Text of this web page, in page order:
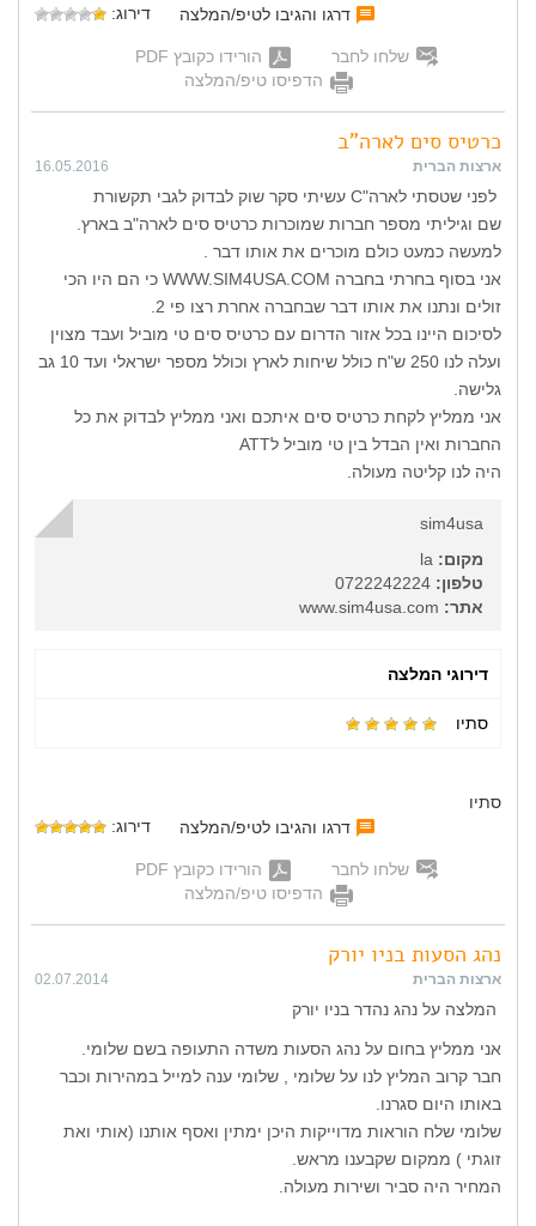
דרגו והגיבו לטיפ/המלצה
דירוג:
שלחו לחבר
הורידו כקובץ PDF
הדפיסו טיפ/המלצה
כרטיס סים לארה"ב
ארצות הברית 16.05.2016
לפני שטסתי לארה"C עשיתי סקר שוק לבדוק לגבי תקשורת
שם וגיליתי מספר חברות שמוכרות כרטיס סים לארה"ב בארץ.
למעשה כמעט כולם מוכרים את אותו דבר .
אני בסוף בחרתי בחברה WWW.SIM4USA.COM כי הם היו הכי
זולים ונתנו את אותו דבר שבחברה אחרת רצו פי 2.
לסיכום היינו בכל אזור הדרום עם כרטיס סים טי מוביל ועבד מצוין
ועלה לנו 250 ש"ח כולל שיחות לארץ וכולל מספר ישראלי ועד 10 גב
גלישה.
אני ממליץ לקחת כרטיס סים איתכם ואני ממליץ לבדוק את כל
החברות ואין הבדל בין טי מוביל לATT
היה לנו קליטה מעולה.
sim4usa
מקום:
טלפון:
אתר:
דירוגי המלצה
סתיו
סתיו
דרגו והגיבו לטיפ/המלצה
דירוג:
שלחו לחבר
הורידו כקובץ PDF
הדפיסו טיפ/המלצה
נהג הסעות בניו יורק
ארצות הברית 02.07.2014
המלצה על נהג נהדר בניו יורק
אני ממליץ בחום על נהג הסעות משדה התעופה בשם שלומי.
חבר קרוב המליץ לנו על שלומי , שלומי ענה למייל במהירות וכבר
באותו היום סגרנו.
שלומי שלח הוראות מדוייקות היכן ימתין ואסף אותנו (אותי ואת
זוגתי ) ממקום שקבענו מראש.
המחיר היה סביר ושירות מעולה.